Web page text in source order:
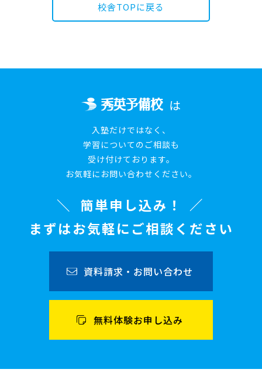
校舎TOPに戻る
は
入塾だけではなく、
学習についてのご相談も
受け付けております。
お気軽にお問い合わせください。
簡単申し込み！
まずはお気軽にご相談ください
資料請求・お問い合わせ
無料体験お申し込み